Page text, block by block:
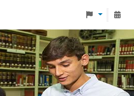
Monteávila